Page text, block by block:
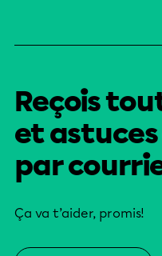
Reçois
et
par
Ça va t’aider, promis!